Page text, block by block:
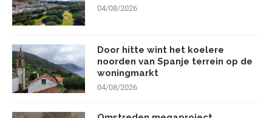
04/08/2026
Door hitte wint het koelere
noorden van Spanje terrein op de
woningmarkt
04/08/2026